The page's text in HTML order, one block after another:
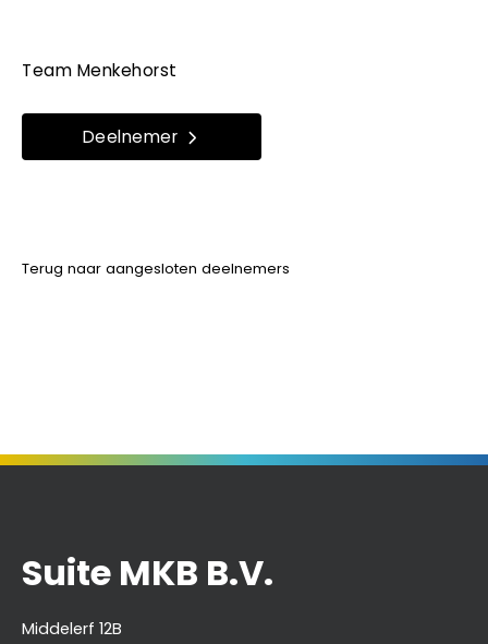
Team Menkehorst
Deelnemer
Terug naar aangesloten deelnemers
Suite MKB B.V.
Middelerf 12B